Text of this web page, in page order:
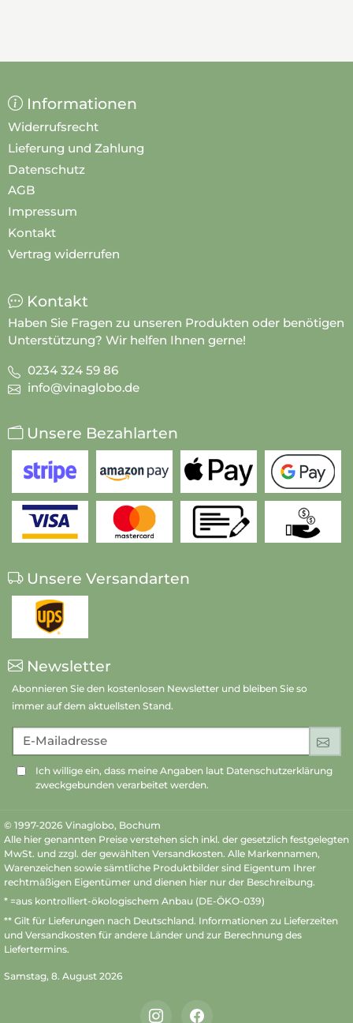
Informationen
Widerrufsrecht
Lieferung und Zahlung
Datenschutz
AGB
Impressum
Kontakt
Vertrag widerrufen
Kontakt
Haben Sie Fragen zu unseren Produkten oder benötigen
Unterstützung? Wir helfen Ihnen gerne!
0234 324 59 86
info@vinaglobo.de
Unsere Bezahlarten
Unsere Versandarten
Newsletter
Abonnieren Sie den kostenlosen Newsletter und bleiben Sie so
immer auf dem aktuellsten Stand.
E-Mailadresse
Ich willige ein, dass meine Angaben laut Datenschutzerklärung
zweckgebunden verarbeitet werden.
© 1997-2026 Vinaglobo, Bochum
Alle hier genannten Preise verstehen sich inkl. der gesetzlich festgelegten
MwSt. und zzgl. der gewählten Versandkosten. Alle Markennamen,
Warenzeichen sowie sämtliche Produktbilder sind Eigentum Ihrer
rechtmäßigen Eigentümer und dienen hier nur der Beschreibung.
* =aus kontrolliert-ökologischem Anbau (DE-ÖKO-039)
** Gilt für Lieferungen nach Deutschland. Informationen zu Lieferzeiten
und Versandkosten für andere Länder und zur Berechnung des
Liefertermins.
Samstag, 8. August 2026